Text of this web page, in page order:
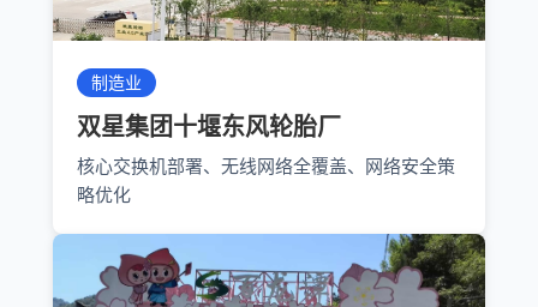
制造业
双星集团十堰东风轮胎厂
核心交换机部署、无线网络全覆盖、网络安全策
略优化